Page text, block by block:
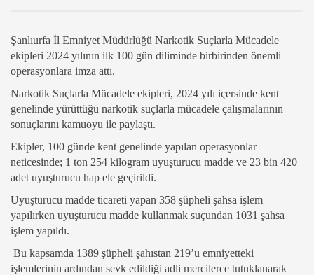
Şanlıurfa İl Emniyet Müdürlüğü Narkotik Suçlarla Mücadele
ekipleri 2024 yılının ilk 100 gün diliminde birbirinden önemli
operasyonlara imza attı.
Narkotik Suçlarla Mücadele ekipleri, 2024 yılı içersinde kent
genelinde yürüttüğü narkotik suçlarla mücadele çalışmalarının
sonuçlarını kamuoyu ile paylaştı.
Ekipler, 100 günde kent genelinde yapılan operasyonlar
neticesinde; 1 ton 254 kilogram uyuşturucu madde ve 23 bin 420
adet uyuşturucu hap ele geçirildi.
Uyuşturucu madde ticareti yapan 358 şüpheli şahsa işlem
yapılırken uyuşturucu madde kullanmak suçundan 1031 şahsa
işlem yapıldı.
Bu kapsamda 1389 şüpheli şahıstan 219’u emniyetteki
işlemlerinin ardından sevk edildiği adli mercilerce tutuklanarak